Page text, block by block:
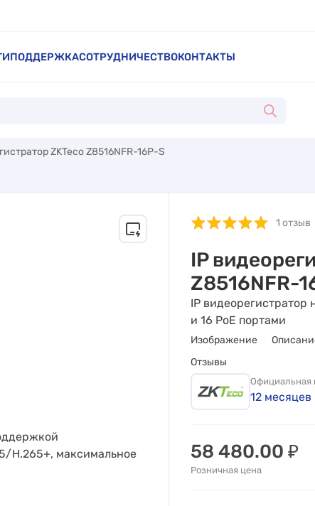
ПОДДЕРЖКАСОТРУДНИЧЕСТВОКОНТАКТЫ
ZKTeco Z8516NFR-16P-S
1 отзыв
IP
Z8516NFR-
IP
и 16 PoE портами
Изображение
Отзывы
Официальная
12 месяцев
58 480.00 ₽
Розничная цена
H.265+, максимальное